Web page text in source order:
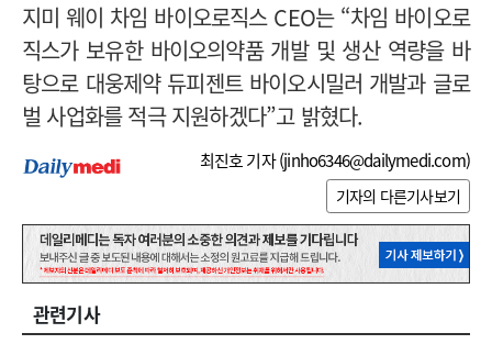
지미 웨이 차임 바이오로직스 CEO는 “차임 바이오로
직스가 보유한 바이오의약품 개발 및 생산 역량을 바
탕으로 대웅제약 듀피젠트 바이오시밀러 개발과 글로
벌 사업화를 적극 지원하겠다”고 밝혔다.
최진호 기자 (jinho6346@dailymedi.com)
기자의 다른기사보기
관련기사